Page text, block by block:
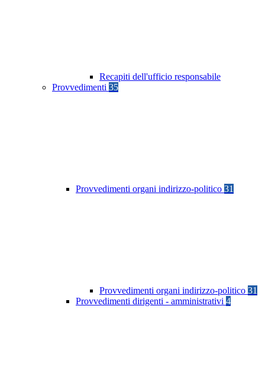
Recapiti dell'ufficio responsabile
Provvedimenti 35
Provvedimenti organi indirizzo-politico 31
Provvedimenti organi indirizzo-politico 31
Provvedimenti dirigenti - amministrativi 4